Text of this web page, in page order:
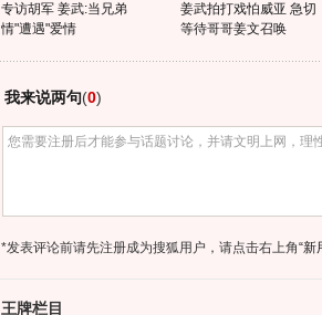
专访胡军 姜武:当兄弟
情"遭遇"爱情
姜武拍打戏怕威亚 急切
等待哥哥姜文召唤
我来说两句(0)
*发表评论前请先注册成为搜狐用户，请点击右上角“新
王牌栏目